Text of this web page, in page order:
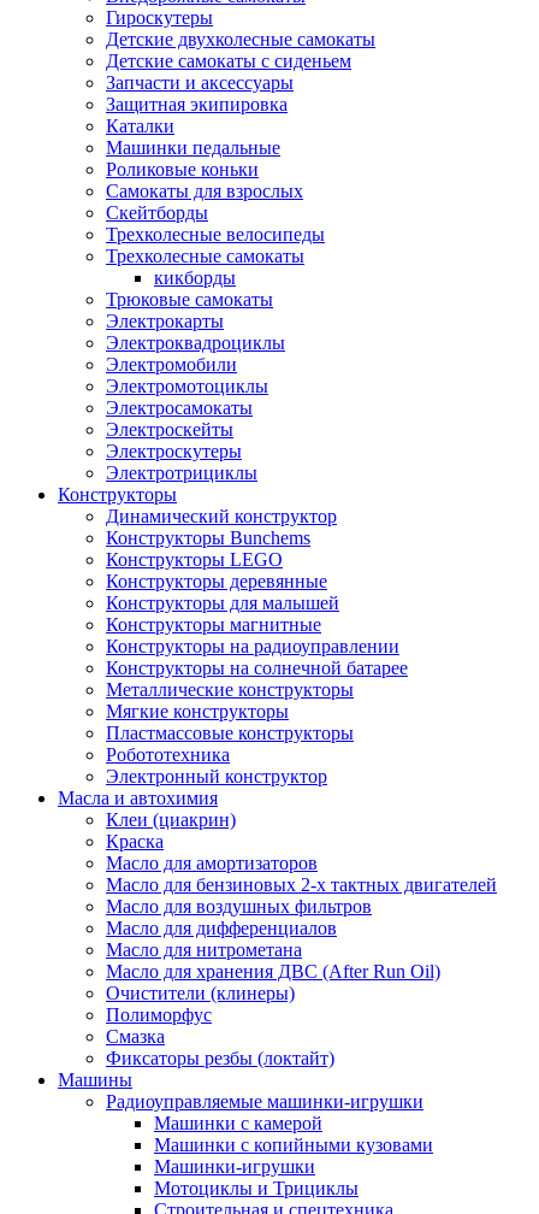
Гироскутеры
Детские двухколесные самокаты
Детские самокаты с сиденьем
Запчасти и аксессуары
Защитная экипировка
Каталки
Машинки педальные
Роликовые коньки
Самокаты для взрослых
Скейтборды
Трехколесные велосипеды
Трехколесные самокаты
кикборды
Трюковые самокаты
Электрокарты
Электроквадроциклы
Электромобили
Электромотоциклы
Электросамокаты
Электроскейты
Электроскутеры
Электротрициклы
Конструкторы
Динамический конструктор
Конструкторы Bunchems
Конструкторы LEGO
Конструкторы деревянные
Конструкторы для малышей
Конструкторы магнитные
Конструкторы на радиоуправлении
Конструкторы на солнечной батарее
Металлические конструкторы
Мягкие конструкторы
Пластмассовые конструкторы
Робототехника
Электронный конструктор
Масла и автохимия
Клеи (циакрин)
Краска
Масло для амортизаторов
Масло для бензиновых 2-х тактных двигателей
Масло для воздушных фильтров
Масло для дифференциалов
Масло для нитрометана
Масло для хранения ДВС (After Run Oil)
Очистители (клинеры)
Полиморфус
Смазка
Фиксаторы резбы (локтайт)
Машины
Радиоуправляемые машинки-игрушки
Машинки с камерой
Машинки с копийными кузовами
Машинки-игрушки
Мотоциклы и Трициклы
Строительная и спецтехника